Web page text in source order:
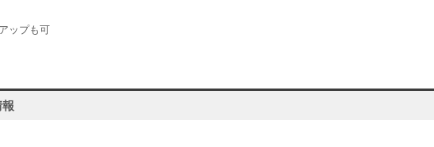
ップも可